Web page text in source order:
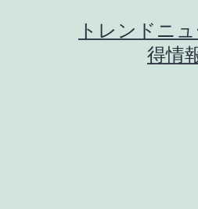
トレンドニ
得情